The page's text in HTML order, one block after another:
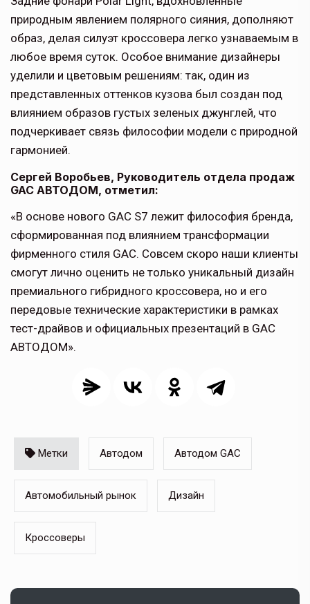
природным явлением полярного сияния, дополняют
образ, делая силуэт кроссовера легко узнаваемым в
любое время суток. Особое внимание дизайнеры
уделили и цветовым решениям: так, один из
представленных оттенков кузова был создан под
влиянием образов густых зеленых джунглей, что
подчеркивает связь философии модели с природной
гармонией.
Сергей Воробьев, Руководитель отдела продаж
GAC АВТОДОМ, отметил:
«В основе нового GAC S7 лежит философия бренда,
сформированная под влиянием трансформации
фирменного стиля GAC. Совсем скоро наши клиенты
смогут лично оценить не только уникальный дизайн
премиального гибридного кроссовера, но и его
передовые технические характеристики в рамках
тест-драйвов и официальных презентаций в GAC
АВТОДОМ».
Метки Автодом Автодом GAC
Автомобильный рынок Дизайн
Кроссоверы